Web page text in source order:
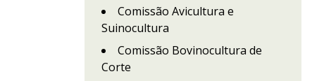
Comissão Avicultura e
Suinocultura
Comissão Bovinocultura de
Corte